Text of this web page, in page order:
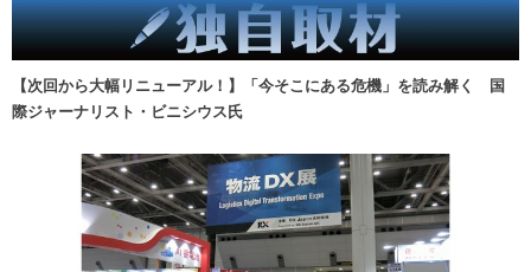
【次回から大幅リニューアル！】「今そこにある危機」を読み解く 国
際ジャーナリスト・ビニシウス氏